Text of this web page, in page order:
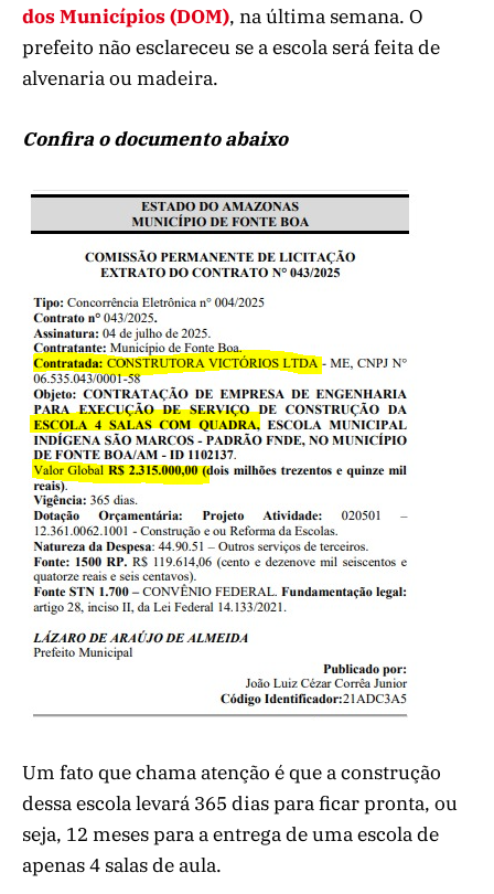
dos Municípios (DOM), na última semana. O
prefeito não esclareceu se a escola será feita de
alvenaria ou madeira.
Confira o documento abaixo
Um fato que chama atenção é que a construção
dessa escola levará 365 dias para ficar pronta, ou
seja, 12 meses para a entrega de uma escola de
apenas 4 salas de aula.